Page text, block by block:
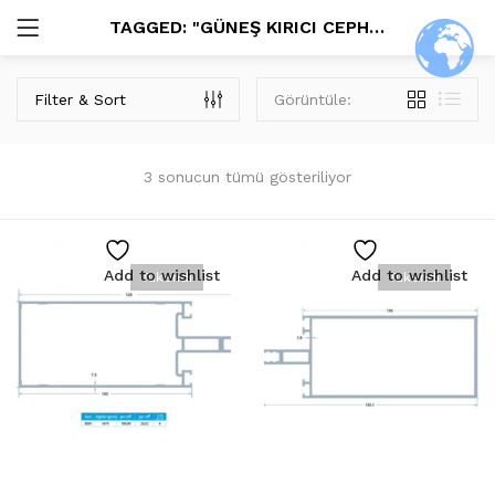
TAGGED: "GÜNEŞ KIRICI CEPHE"
Beni Hatırla
Şifremi Unuttum?
ARAŞTIR:
Cam Balkon Profilleri (3)
Cephe Profilleri (3)
Duşkabin Profilleri (3)
Isı Yalıtım Profilleri (3)
Kare Sistemler (18)
Kare Cam Tutucu Sistem Ürünleri 16×22 (2)
3 sonucun tümü gösteriliyor
Filter & Sort Görüntüle:
Tükendi
Add to wishlist Tükendi
Add to wishlist